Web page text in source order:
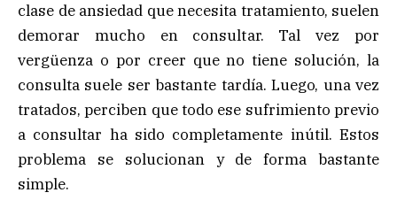
clase de ansiedad que necesita tratamiento, suelen
demorar mucho en consultar. Tal vez por
vergüenza o por creer que no tiene solución, la
consulta suele ser bastante tardía. Luego, una vez
tratados, perciben que todo ese sufrimiento previo
a consultar ha sido completamente inútil. Estos
problema se solucionan y de forma bastante
simple.